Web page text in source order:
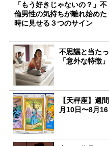
「もう好きじゃないの？」不
倫男性の気持ちが離れ始めた
時に見せる３つのサイン
不思議と当た
「意外な特徴
【天秤座】週
月10日〜8月